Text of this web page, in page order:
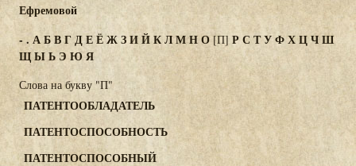
Ефремовой
- . АБВГДЕЁЖЗИЙКЛМНО [П] РС ТУФХЦЧШ
ЩЫЬЭ ЮЯ
Слова на букву "П"
ПАТЕНТООБЛАДАТЕЛЬ
ПАТЕНТОСПОСОБНОСТЬ
ПАТЕНТОСПОСОБНЫЙ